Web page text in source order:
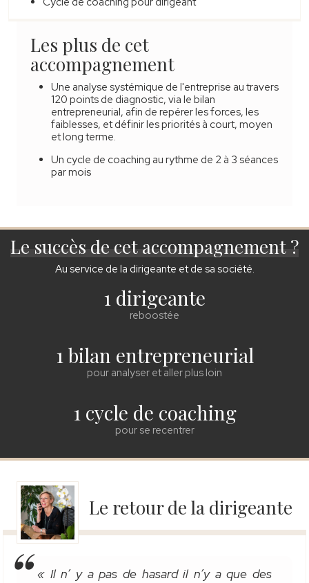
Les plus de cet
accompagnement
Une analyse systémique de l'entreprise au travers
120 points de diagnostic, via le bilan
entrepreneurial, afin de repérer les forces, les
faiblesses, et définir les priorités à court, moyen
et long terme.
Un cycle de coaching au rythme de 2 à 3 séances
par mois
Le succès de cet accompagnement ?
Au service de la dirigeante et de sa société.
1 dirigeante
reboostée
1 bilan entrepreneurial
pour analyser et aller plus loin
1 cycle de coaching
pour se recentrer
Le retour de la dirigeante
« Il n’ y a pas de hasard il n’y a que des